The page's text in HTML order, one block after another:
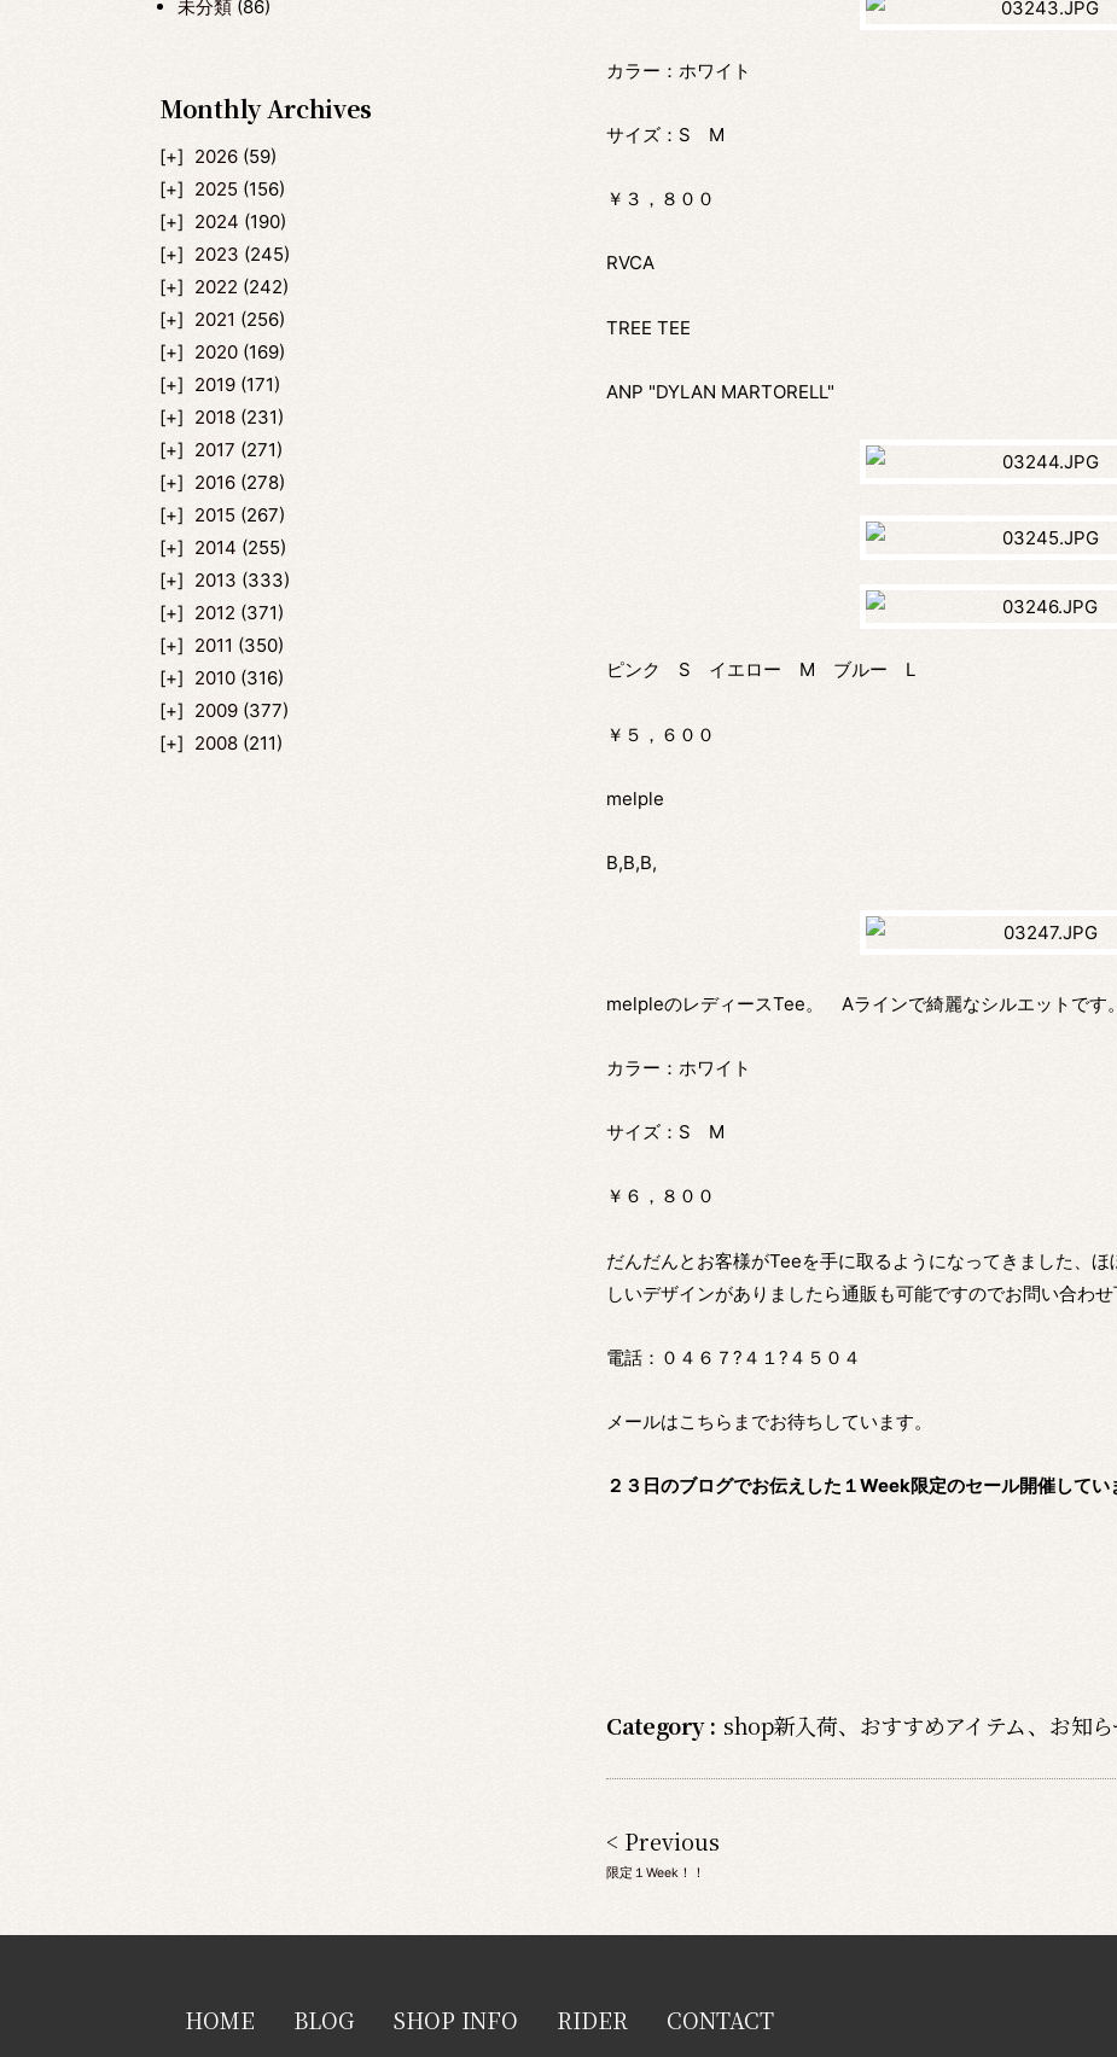
未分類 (86)
Monthly Archives
2026 (59)
2025 (156)
2024 (190)
2023 (245)
2022 (242)
2021 (256)
2020 (169)
2019 (171)
2018 (231)
2017 (271)
2016 (278)
2015 (267)
2014 (255)
2013 (333)
2012 (371)
2011 (350)
2010 (316)
2009 (377)
2008 (211)
カラー：ホワイト
サイズ：S M
￥３，８００
RVCA
TREE TEE
ANP "DYLAN MARTORELL"
ピンク S イエロー M ブルー L
￥５，６００
melple
B,B,B,
melpleのレディースTee。 Aラインで綺麗なシルエットです。
カラー：ホワイト
サイズ：S M
￥６，８００
だんだんとお客様がTeeを手に取るようになってきました、
しいデザインがありましたら通販も可能ですのでお問い合わせ
電話：０４６７?４１?４５０４
メールはこちらまでお待ちしています。
２３日のブログでお伝えした１Week限定のセール開催してい
Category : shop新入荷、 おすすめアイテム、 お知
< Previous
限定１Week！！
HOME BLOG SHOP INFO RIDER CONTACT